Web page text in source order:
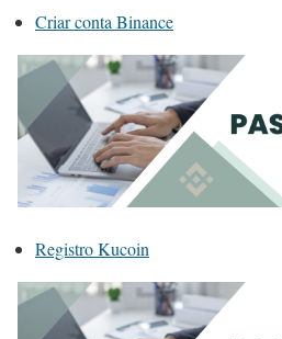
Criar conta Binance
Registro Kucoin